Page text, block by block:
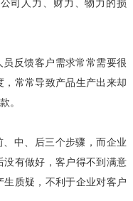
反馈客户需求常常需要很
常常导致产品生产出来却
。
中、后三个步骤，而企业
有做好，客户得不到满意
质疑，不利于企业对客户